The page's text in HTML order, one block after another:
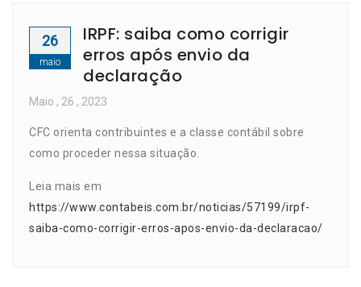
26
maio
IRPF: saiba como corrigir
erros após envio da
declaração
Maio , 26 , 2023
CFC orienta contribuintes e a classe contábil sobre
como proceder nessa situação.
Leia mais em
https://www.contabeis.com.br/noticias/57199/irpf-
saiba-como-corrigir-erros-apos-envio-da-declaracao/